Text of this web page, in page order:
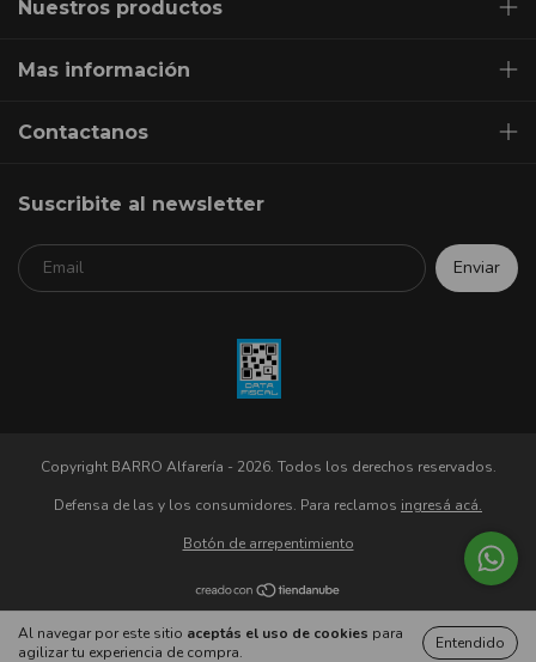
Al navegar por este sitio aceptás el uso de cookies para
agilizar tu experiencia de compra.
Entendido
Nuestros productos
Mas información
Contactanos
Suscribite al newsletter
Copyright BARRO Alfarería - 2026. Todos los derechos reservados.
Defensa de las y los consumidores. Para reclamos ingresá acá.
Botón de arrepentimiento